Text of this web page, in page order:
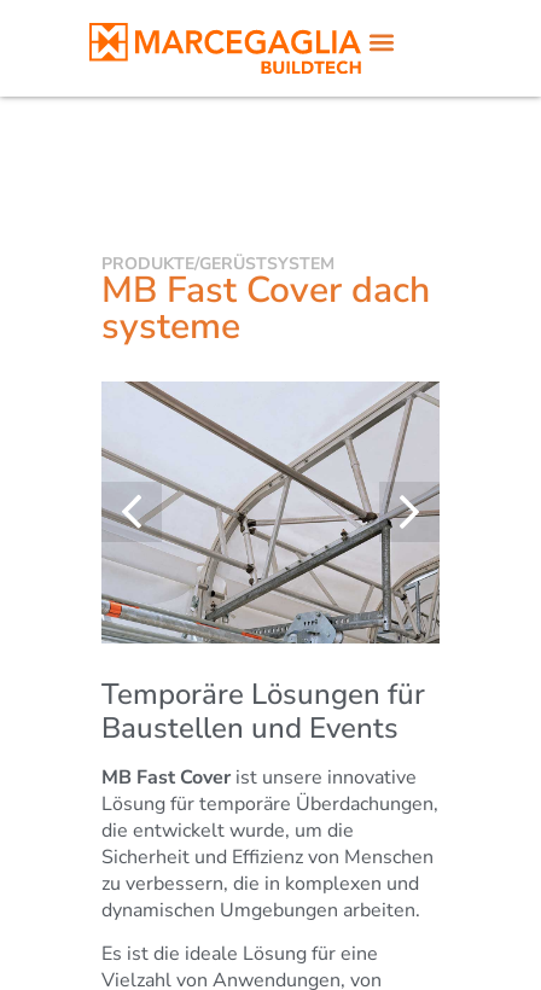
PRODUKTE/GERÜSTSYSTEM
MB Fast Cover dach
systeme
Temporäre Lösungen für
Baustellen und Events
MB Fast Cover ist unsere innovative
Lösung für temporäre Überdachungen,
die entwickelt wurde, um die
Sicherheit und Effizienz von Menschen
zu verbessern, die in komplexen und
dynamischen Umgebungen arbeiten.
Es ist die ideale Lösung für eine
Vielzahl von Anwendungen, von